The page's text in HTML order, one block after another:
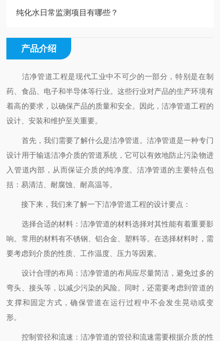
纯化水日常监测项目有哪些？
产品介绍
洁净管道工程是现代工业中不可少的一部分，特别是在制
药、食品、电子和半导体等行业。这些行业对产品的生产环境有
着高的要求，以确保产品的质量和安全。因此，洁净管道工程的
设计、安装和维护至关重要。
首先，我们需要了解什么是洁净管道。洁净管道是一种专门
设计用于输送洁净介质的管道系统，它可以有效地防止污染物进
入管道内部，从而保证介质的纯净度。洁净管道的主要特点包
括：易清洁、耐腐蚀、耐高温等。
接下来，我们来了解一下洁净管道工程的设计要点：
选择合适的材料：洁净管道的材料选择对其性能有着重要影
响。常用的材料有不锈钢、铝合金、塑料等。在选择材料时，需
要考虑到介质的性质、工作温度、压力等因素。
设计合理的布局：洁净管道的布局应尽量简洁，避免过多的
弯头、接头等，以减少污染的风险。同时，还需要考虑到管道的
支撑和固定方式，确保管道在运行过程中不会发生晃动或变
形。
控制管径和流速：洁净管道的管径和流速需要根据介质的性